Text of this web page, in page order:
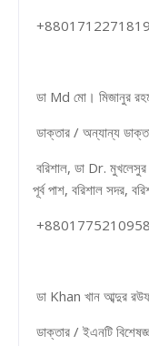
ডা Md মো। মিজানুর
ডাক্তার / অন্যান্য
বরিশাল, ডা Dr. মুখলেসুর
পূর্ব পাশ, বরিশাল সদর,
ডা Khan খান আব্দুর
ডাক্তার / ইএনটি